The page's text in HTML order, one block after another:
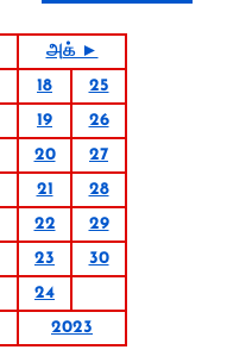
அக் ►
18
25
19
26
20
27
21
28
22
29
23
30
24
2023